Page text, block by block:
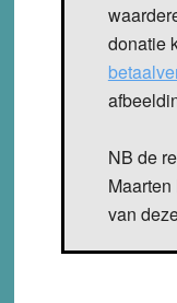
donatie
NB de
van